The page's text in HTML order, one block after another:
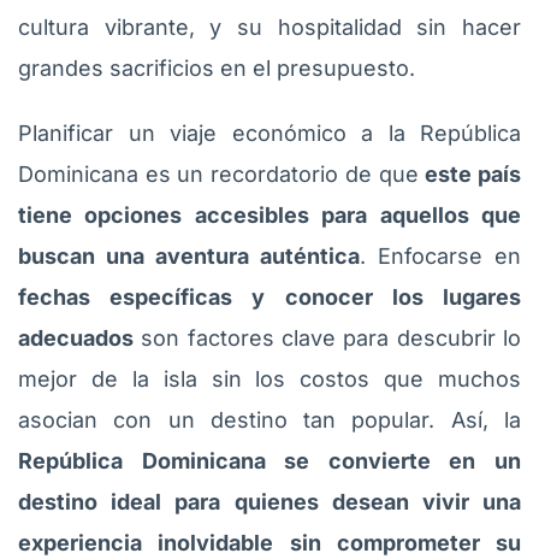
cultura vibrante, y su hospitalidad sin hacer
grandes sacrificios en el presupuesto.
Planificar un viaje económico a la República
Dominicana es un recordatorio de queeste país
tiene opciones accesibles para aquellos que
buscan una aventura auténtica. Enfocarse en
fechas específicas y conocer los lugares
adecuados son factores clave para descubrir lo
mejor de la isla sin los costos que muchos
asocian con un destino tan popular. Así, la
República Dominicana se convierte en un
destino ideal para quienes desean vivir una
experiencia inolvidable sin comprometer su